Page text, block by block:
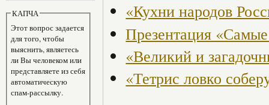
КАПЧА
Этот вопрос задается
для того, чтобы
выяснить, являетесь
ли Вы человеком или
представляете из себя
автоматическую
спам-рассылку.
«Кухни народов
Презентация
«Великий и
«Тетрис ловко